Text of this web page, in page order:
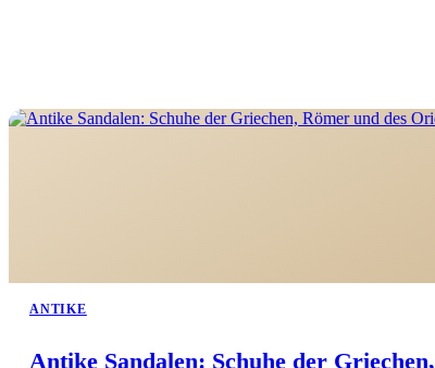
ANTIKE
Antike Sandalen: Schuhe der Griechen,